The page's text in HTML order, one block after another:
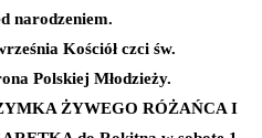
narodzeniem.
Kościół czci św.
Polskiej Młodzieży.
ŻYWEGO RÓŻAŃCA I